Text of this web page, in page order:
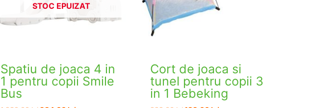
STOC EPUIZAT
Spatiu de joaca 4 in
1 pentru copii Smile
Bus
Cort de joaca si
tunel pentru copii 3
in 1 Bebeking